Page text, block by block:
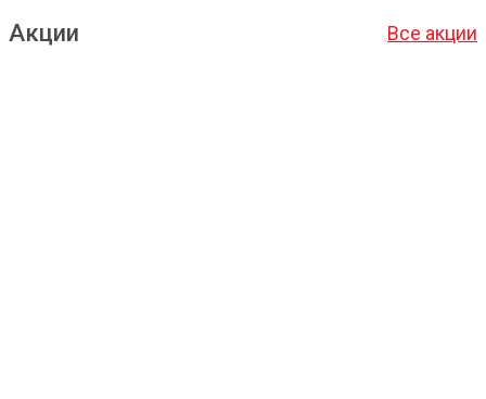
Акции Все акции